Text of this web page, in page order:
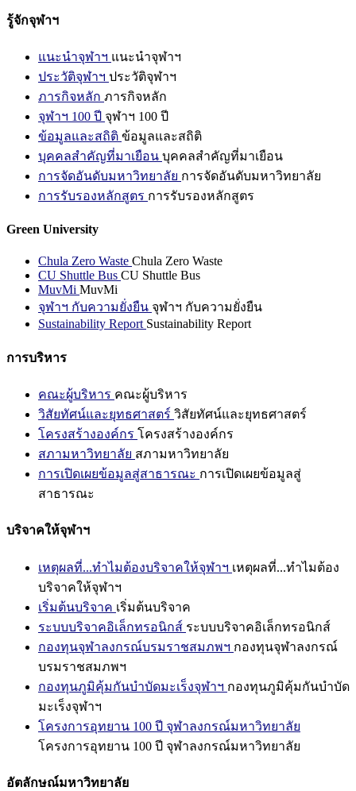
รู้จักจุฬาฯ
แนะนำจุฬาฯ แนะนำจุฬาฯ
ประวัติจุฬาฯ ประวัติจุฬาฯ
ภารกิจหลัก ภารกิจหลัก
จุฬาฯ 100 ปี จุฬาฯ 100 ปี
ข้อมูลและสถิติ ข้อมูลและสถิติ
บุคคลสำคัญที่มาเยือน บุคคลสำคัญที่มาเยือน
การจัดอันดับมหาวิทยาลัย การจัดอันดับมหาวิทยาลัย
การรับรองหลักสูตร การรับรองหลักสูตร
Green University
Chula Zero Waste Chula Zero Waste
CU Shuttle Bus CU Shuttle Bus
MuvMi MuvMi
จุฬาฯ กับความยั่งยืน จุฬาฯ กับความยั่งยืน
Sustainability Report Sustainability Report
การบริหาร
คณะผู้บริหาร คณะผู้บริหาร
วิสัยทัศน์และยุทธศาสตร์ วิสัยทัศน์และยุทธศาสตร์
โครงสร้างองค์กร โครงสร้างองค์กร
สภามหาวิทยาลัย สภามหาวิทยาลัย
การเปิดเผยข้อมูลสู่สาธารณะ การเปิดเผยข้อมูลสู่
สาธารณะ
บริจาคให้จุฬาฯ
เหตุผลที่...ทำไมต้องบริจาคให้จุฬาฯ เหตุผลที่...ทำไมต้อง
บริจาคให้จุฬาฯ
เริ่มต้นบริจาค เริ่มต้นบริจาค
ระบบบริจาคอิเล็กทรอนิกส์ ระบบบริจาคอิเล็กทรอนิกส์
กองทุนจุฬาลงกรณ์บรมราชสมภพฯ กองทุนจุฬาลงกรณ์
บรมราชสมภพฯ
กองทุนภูมิคุ้มกันบำบัดมะเร็งจุฬาฯ กองทุนภูมิคุ้มกันบำบัด
มะเร็งจุฬาฯ
โครงการอุทยาน 100 ปี จุฬาลงกรณ์มหาวิทยาลัย
โครงการอุทยาน 100 ปี จุฬาลงกรณ์มหาวิทยาลัย
อัตลักษณ์มหาวิทยาลัย